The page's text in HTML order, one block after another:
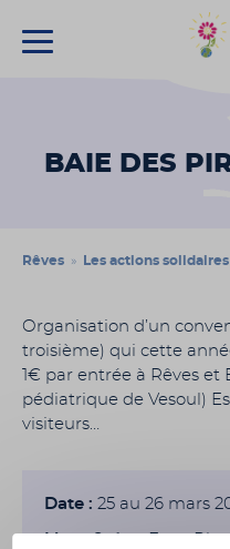
BAIE DES
Rêves » Les actions solidaires
Organisation d’un
troisième) qui cette
1€ par entrée à Rêves
pédiatrique de Vesoul)
visiteurs…
Date : 25 au 26 mars